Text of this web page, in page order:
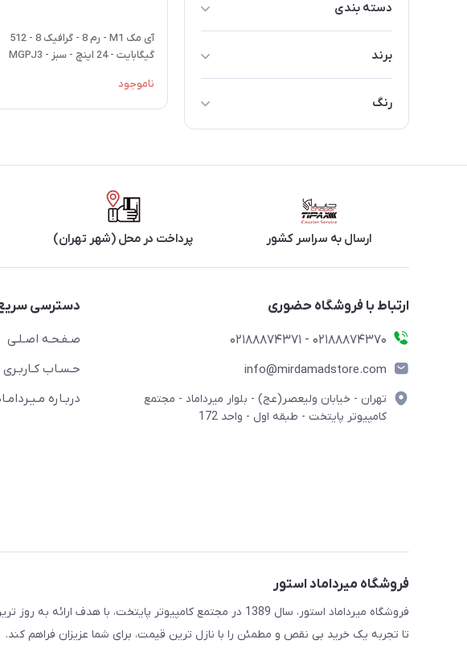
دسته بندی
برند
رنگ
آبی
آی مک M1 - رم 8 - گرافیک 8 - 512
گیگابایت - 24 اینچ - سبز - MGPJ3
ناموجود
ارسال به سراسر کشور پرداخت در محل (شهر تهران)
ارتباط با فروشگاه حضوری
02188874370 - 02188874371
info@mirdamadstore.com
تهران - خیابان ولیعصر(عج) - بلوار میرداماد - مجتمع
کامپیوتر پایتخت - طبقه اول - واحد 172
دسترسی
صـفـحـه اصـلـی
حـسـاب کـاربـری
دربـاره
فروشگاه میرداماد استور
فروشگاه میرداماد استور، سال 1389 در مجتمع کامپیوتر پایتخت،
تا تجربه یک خرید بی نقص و مطمئن را با نازل ترین قیمت، برای شما عزیزان فراهم کند.